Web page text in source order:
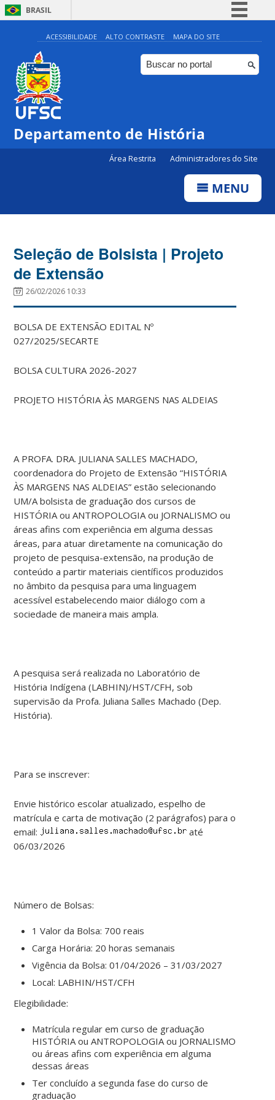
BRASIL
Simplifique!
Comunica BR
Participe
Canais
ACESSIBILIDADE ALTO CONTRASTE MAPA DO SITE
Departamento de História
Área Restrita Administradores do Site
MENU
Seleção de Bolsista | Projeto
de Extensão
26/02/2026 10:33
BOLSA DE EXTENSÃO EDITAL Nº
027/2025/SECARTE
BOLSA CULTURA 2026-2027
PROJETO HISTÓRIA ÀS MARGENS NAS ALDEIAS
A PROFA. DRA. JULIANA SALLES MACHADO,
coordenadora do Projeto de Extensão “HISTÓRIA
ÀS MARGENS NAS ALDEIAS” estão selecionando
UM/A bolsista de graduação dos cursos de
HISTÓRIA ou ANTROPOLOGIA ou JORNALISMO ou
áreas afins com experiência em alguma dessas
áreas, para atuar diretamente na comunicação do
projeto de pesquisa-extensão, na produção de
conteúdo a partir materiais científicos produzidos
no âmbito da pesquisa para uma linguagem
acessível estabelecendo maior diálogo com a
sociedade de maneira mais ampla.
A pesquisa será realizada no Laboratório de
História Indígena (LABHIN)/HST/CFH, sob
supervisão da Profa. Juliana Salles Machado (Dep.
História).
Para se inscrever:
Envie histórico escolar atualizado, espelho de
matrícula e carta de motivação (2 parágrafos) para o
email:
até
06/03/2026
Número de Bolsas:
1 Valor da Bolsa: 700 reais
Carga Horária: 20 horas semanais
Vigência da Bolsa: 01/04/2026 – 31/03/2027
Local: LABHIN/HST/CFH
Elegibilidade:
Matrícula regular em curso de graduação
HISTÓRIA ou ANTROPOLOGIA ou JORNALISMO
ou áreas afins com experiência em alguma
dessas áreas
Ter concluído a segunda fase do curso de
graduação